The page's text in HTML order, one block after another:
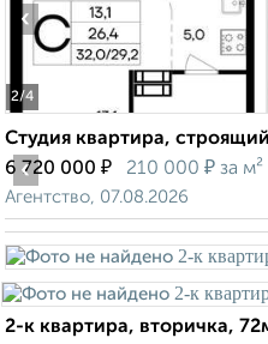
2/4
‹
Студия квартира,
6 720 000 ₽ 210 000 ₽ за м²
Агентство, 07.08.2026
‹
2-к квартира, вторичка,